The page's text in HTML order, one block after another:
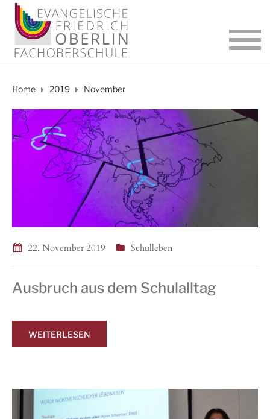
Home 2019 November
22. November 2019 Schulleben
Ausbruch aus dem Schulalltag
WEITERLESEN